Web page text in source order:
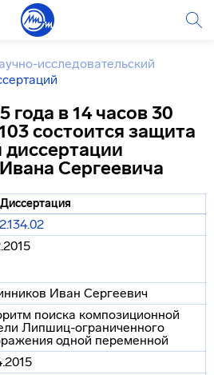
исследовательский
года в 14 часов 30
состоится защита
диссертации
Сергеевича
Диссертация
Иван Сергеевич
поиска композиционной
Липшиц-ограниченного
одной переменной